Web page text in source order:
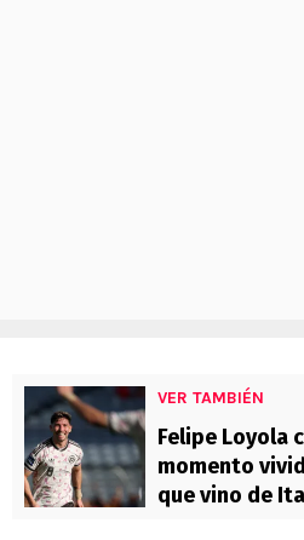
VER TAMBIÉN
Felipe Loyola
momento
que vino de